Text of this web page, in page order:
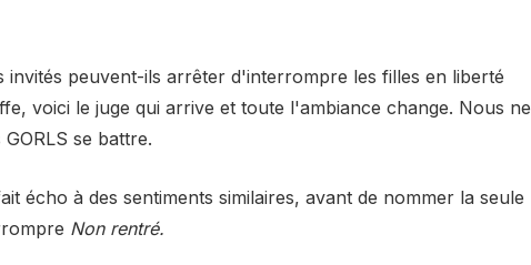
invités peuvent-ils arrêter d'interrompre les filles en liberté
voici le juge qui arrive et toute l'ambiance change. Nous ne
se battre.
écho à des sentiments similaires, avant de nommer la seule
Non rentré.